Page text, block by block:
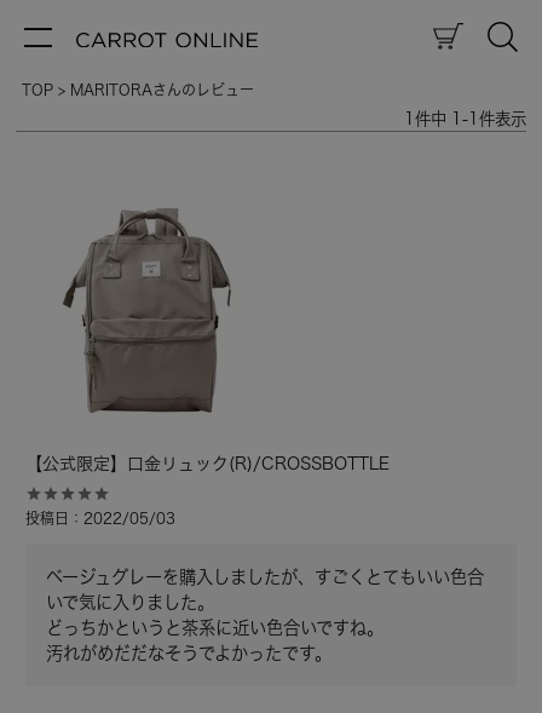
TOP MARITORAさんのレビュー
件中 -1 件表示
【公式限定】口金リュック(R)/CROSSBOTTLE
投稿日 2022/05/03
ベージュグレーを購入しましたが、すごくとてもいい色合
いで気に入りました。
どっちかというと茶系に近い色合いですね。
汚れがめだだなそうでよかったです。